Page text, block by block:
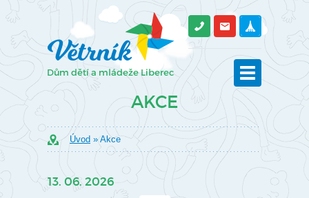
AKCE
Úvod » Akce
13. 06. 2026